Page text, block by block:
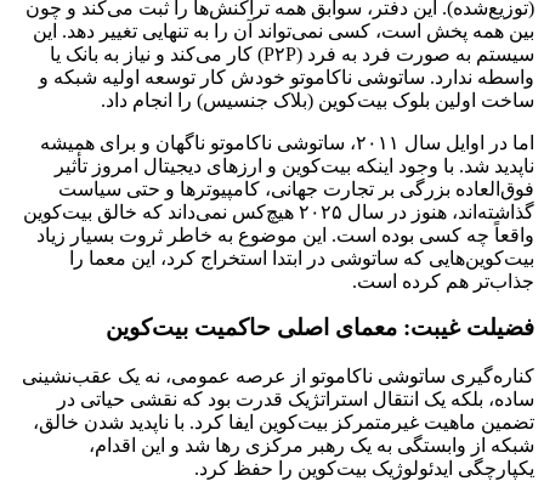
(توزیع‌شده). این دفتر، سوابق همه تراکنش‌ها را ثبت می‌کند و چون
بین همه پخش است، کسی نمی‌تواند آن را به تنهایی تغییر دهد. این
سیستم به صورت فرد به فرد (P۲P) کار می‌کند و نیاز به بانک یا
واسطه ندارد. ساتوشی ناکاموتو خودش کار توسعه اولیه شبکه و
ساخت اولین بلوک بیت‌کوین (بلاک جنسیس) را انجام داد.
اما در اوایل سال ۲۰۱۱، ساتوشی ناکاموتو ناگهان و برای همیشه
ناپدید شد. با وجود اینکه بیت‌کوین و ارزهای دیجیتال امروز تأثیر
فوق‌العاده بزرگی بر تجارت جهانی، کامپیوترها و حتی سیاست
گذاشته‌اند، هنوز در سال ۲۰۲۵ هیچ‌کس نمی‌داند که خالق بیت‌کوین
واقعاً چه کسی بوده است. این موضوع به خاطر ثروت بسیار زیاد
بیت‌کوین‌هایی که ساتوشی در ابتدا استخراج کرد، این معما را
جذاب‌تر هم کرده است.
فضیلت غیبت: معمای اصلی حاکمیت بیت‌کوین
کناره‌گیری ساتوشی ناکاموتو از عرصه عمومی، نه یک عقب‌نشینی
ساده، بلکه یک انتقال استراتژیک قدرت بود که نقشی حیاتی در
تضمین ماهیت غیرمتمرکز بیت‌کوین ایفا کرد. با ناپدید شدن خالق،
شبکه از وابستگی به یک رهبر مرکزی رها شد و این اقدام،
یکپارچگی ایدئولوژیک بیت‌کوین را حفظ کرد.